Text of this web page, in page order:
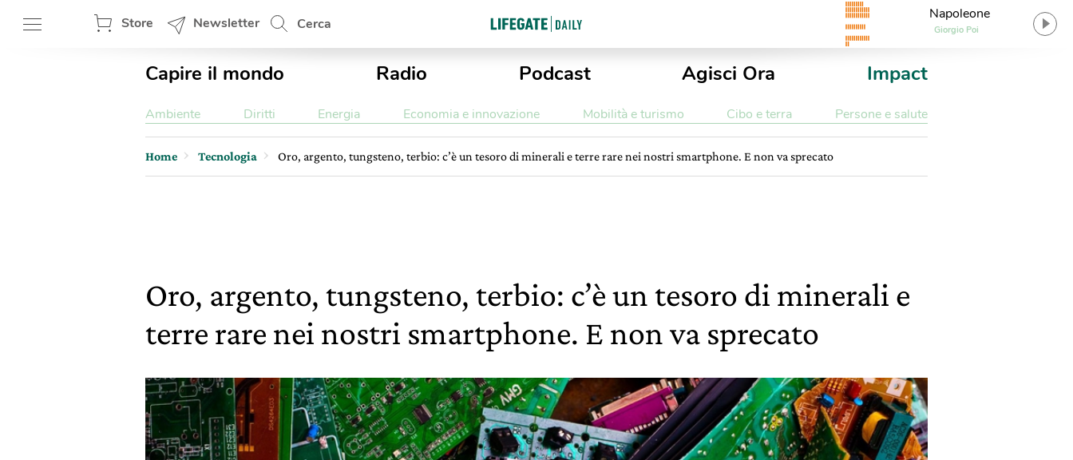
Store Newsletter Cerca
Napoleone
Giorgio Poi
Capire il mondo Radio Podcast Agisci Ora Impact
Ambiente Diritti Energia Economia e innovazione Mobilità e turismo Cibo e terra Persone e salute
Home Tecnologia Oro, argento, tungsteno, terbio: c’è un tesoro di minerali e terre rare nei nostri smartphone. E non va sprecato
Oro, argento, tungsteno, terbio: c’è un tesoro di minerali e
terre rare nei nostri smartphone. E non va sprecato